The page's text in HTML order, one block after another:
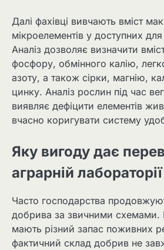
Далі фахівці вивчають вміст
мікроелементів у доступних
Аналіз дозволяє визначити
фосфору, обмінного калію,
азоту, а також сірки, магнію,
цинку. Аналіз рослин під час
виявляє дефіцити елементів
вчасно коригувати систему
Яку вигоду дає
аграрній лабораторії
Часто господарства
добрива за звичними схемами.
мають різний запас поживних
фактичний склад добрив не